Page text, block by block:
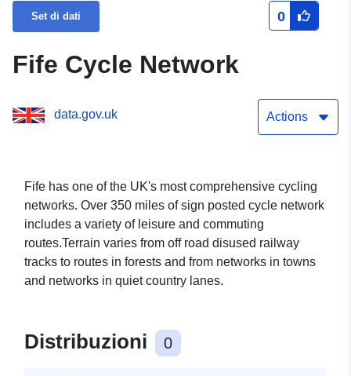
Set di dati 0
Fife Cycle Network
data.gov.uk Actions
Fife has one of the UK's most comprehensive cycling
networks. Over 350 miles of sign posted cycle network
includes a variety of leisure and commuting
routes.Terrain varies from off road disused railway
tracks to routes in forests and from networks in towns
and networks in quiet country lanes.
Distribuzioni 0